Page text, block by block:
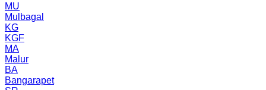
MU
Mulbagal
KG
KGF
MA
Malur
BA
Bangarapet